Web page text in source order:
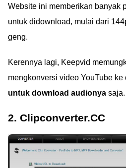
Website ini memberikan banyak
untuk didownload, mulai dari
geng.
Kerennya lagi, Keepvid
mengkonversi video YouTube ke
untuk download audionya saja.
2. Clipconverter.CC